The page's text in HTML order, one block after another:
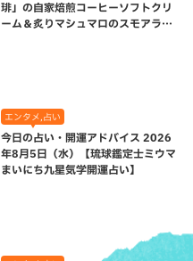
琲」の自家焙煎コーヒーソフトクリ
ーム＆炙りマシュマロのスモアラテ
エンタメ,占い
今日の占い・開運アドバイス 2026
年8月5日（水）【琉球鑑定士ミウマ
まいにち九星気学開運占い】